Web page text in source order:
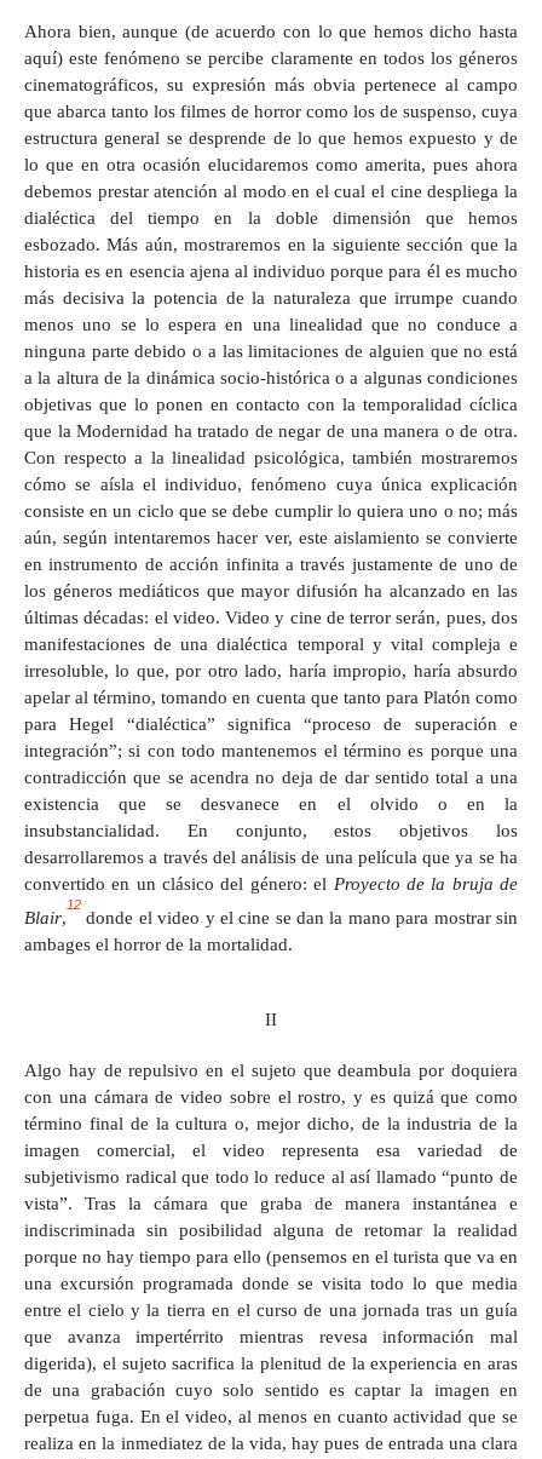
Ahora bien, aunque (de acuerdo con lo que hemos dicho hasta
aquí) este fenómeno se percibe claramente en todos los géneros
cinematográficos, su expresión más obvia pertenece al campo
que abarca tanto los filmes de horror como los de suspenso, cuya
estructura general se desprende de lo que hemos expuesto y de
lo que en otra ocasión elucidaremos como amerita, pues ahora
debemos prestar atención al modo en el cual el cine despliega la
dialéctica del tiempo en la doble dimensión que hemos
esbozado. Más aún, mostraremos en la siguiente sección que la
historia es en esencia ajena al individuo porque para él es mucho
más decisiva la potencia de la naturaleza que irrumpe cuando
menos uno se lo espera en una linealidad que no conduce a
ninguna parte debido o a las limitaciones de alguien que no está
a la altura de la dinámica socio-histórica o a algunas condiciones
objetivas que lo ponen en contacto con la temporalidad cíclica
que la Modernidad ha tratado de negar de una manera o de otra.
Con respecto a la linealidad psicológica, también mostraremos
cómo se aísla el individuo, fenómeno cuya única explicación
consiste en un ciclo que se debe cumplir lo quiera uno o no; más
aún, según intentaremos hacer ver, este aislamiento se convierte
en instrumento de acción infinita a través justamente de uno de
los géneros mediáticos que mayor difusión ha alcanzado en las
últimas décadas: el video. Video y cine de terror serán, pues, dos
manifestaciones de una dialéctica temporal y vital compleja e
irresoluble, lo que, por otro lado, haría impropio, haría absurdo
apelar al término, tomando en cuenta que tanto para Platón como
para Hegel “dialéctica” significa “proceso de superación e
integración”; si con todo mantenemos el término es porque una
contradicción que se acendra no deja de dar sentido total a una
existencia que se desvanece en el olvido o en la
insubstancialidad. En conjunto, estos objetivos los
desarrollaremos a través del análisis de una película que ya se ha
convertido en un clásico del género: el Proyecto de la bruja de
Blair,
12
donde el video y el cine se dan la mano para mostrar sin
ambages el horror de la mortalidad.
II
Algo hay de repulsivo en el sujeto que deambula por doquiera
con una cámara de video sobre el rostro, y es quizá que como
término final de la cultura o, mejor dicho, de la industria de la
imagen comercial, el video representa esa variedad de
subjetivismo radical que todo lo reduce al así llamado “punto de
vista”. Tras la cámara que graba de manera instantánea e
indiscriminada sin posibilidad alguna de retomar la realidad
porque no hay tiempo para ello (pensemos en el turista que va en
una excursión programada donde se visita todo lo que media
entre el cielo y la tierra en el curso de una jornada tras un guía
que avanza impertérrito mientras revesa información mal
digerida), el sujeto sacrifica la plenitud de la experiencia en aras
de una grabación cuyo solo sentido es captar la imagen en
perpetua fuga. En el video, al menos en cuanto actividad que se
realiza en la inmediatez de la vida, hay pues de entrada una clara